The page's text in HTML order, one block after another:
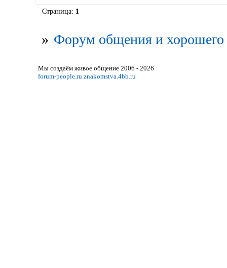
Страница: 1
» Форум общения и хорошего
Мы создаём живое общение 2006 - 2026
forum-people.ru znakomstva.4bb.ru